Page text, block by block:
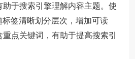
于搜索引擎理解内容主题。使
签清晰划分层次，增加可读
点关键词，有助于提高搜索引